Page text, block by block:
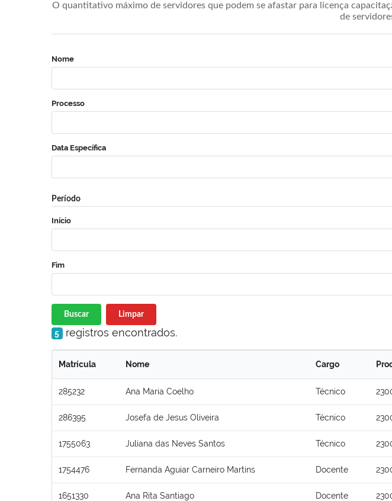
O quantitativo máximo de servidores que podem se afastar para licença
de
Nome
Processo
Data Específica
Período
Início
Fim
Buscar Limpar
5 registros encontrados.
Matrícula Nome Cargo
285232 Ana Maria Coelho Técnico
286395 Josefa de Jesus Oliveira Técnico
1755063 Juliana das Neves Santos Técnico
1754476 Fernanda Aguiar Carneiro Martins Docente
1651330 Ana Rita Santiago Docente